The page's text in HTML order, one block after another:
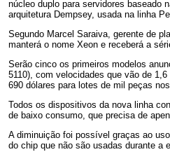
núcleo duplo para servidores baseado
arquitetura Dempsey, usada na linha
Segundo Marcel Saraiva, gerente de
manterá o nome Xeon e receberá a
Serão cinco os primeiros modelos
5110), com velocidades que vão de
690 dólares para lotes de mil peças
Todos os dispositivos da nova linha
de baixo consumo, que precisa de
A diminuição foi possível graças ao
do chip que não são usadas durante a